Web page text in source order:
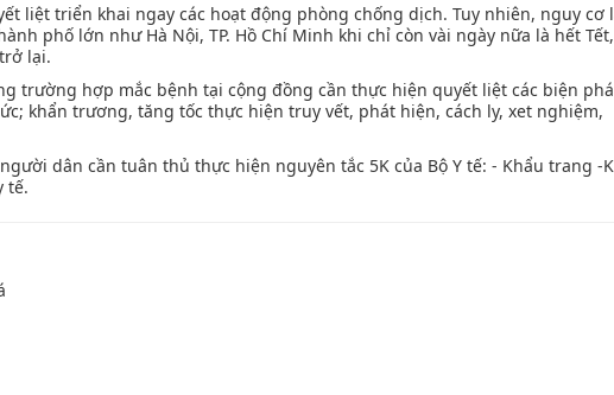
liệt triển khai ngay các hoạt động phòng chống dịch. Tuy nhiên, nguy cơ
phố lớn như Hà Nội, TP. Hồ Chí Minh khi chỉ còn vài ngày nữa là hết Tết,
lại.
trường hợp mắc bệnh tại cộng đồng cần thực hiện quyết liệt các biện
khẩn trương, tăng tốc thực hiện truy vết, phát hiện, cách ly, xet nghiệm,
dân cần tuân thủ thực hiện nguyên tắc 5K của Bộ Y tế: - Khẩu trang -
tế.